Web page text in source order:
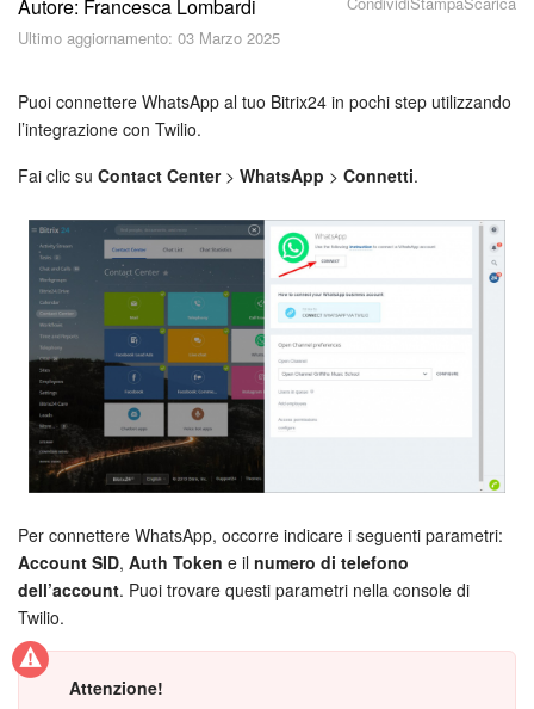
Piani e pagamento
Come iniziare?
CoPilot: IA in Bitrix24
Feed
Messenger
Collab
Calendario
Bitrix24 Drive
Webmail
Gruppi di lavoro
Incarichi e progetti
Autore: Francesca Lombardi
Ultimo aggiornamento: 03 Marzo 2025
Puoi connettere WhatsApp al tuo Bitrix24 in pochi step utilizzando
l’integrazione con Twilio.
Fai clic su Contact Center> WhatsApp > Connetti.
Per connettere WhatsApp, occorre indicare i seguenti parametri:
Account SID, Auth Token e il numero di telefono
dell’account. Puoi trovare questi parametri nella console di
Twilio.
Attenzione!